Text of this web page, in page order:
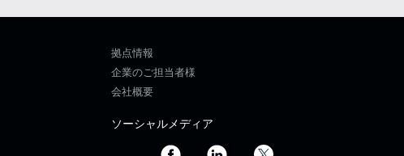
拠点情報
企業のご担当者様
会社概要
ソーシャルメディア